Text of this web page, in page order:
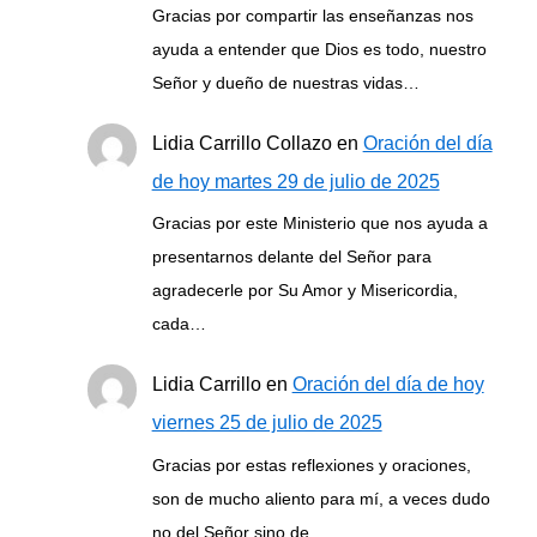
Gracias por compartir las enseñanzas nos
ayuda a entender que Dios es todo, nuestro
Señor y dueño de nuestras vidas…
Lidia Carrillo Collazoen Oración del día
de hoy martes 29 de julio de 2025
Gracias por este Ministerio que nos ayuda a
presentarnos delante del Señor para
agradecerle por Su Amor y Misericordia,
cada…
Lidia Carrilloen Oración del día de hoy
viernes 25 de julio de 2025
Gracias por estas reflexiones y oraciones,
son de mucho aliento para mí, a veces dudo
no del Señor sino de…